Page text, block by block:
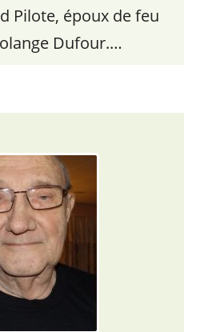
Pilote, époux de feu
Dufour.…